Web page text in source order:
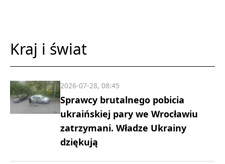
Kraj i świat
Sprawcy brutalnego pobicia
ukraińskiej pary we Wrocławiu
zatrzymani. Władze Ukrainy
dziękują
2026-07-28, 08:45